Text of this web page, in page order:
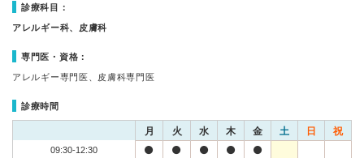
診療科目：
アレルギー科、皮膚科
専門医・資格：
アレルギー専門医、皮膚科専門医
診療時間
月 火 水 木 金 土 日 祝
09:30-12:30